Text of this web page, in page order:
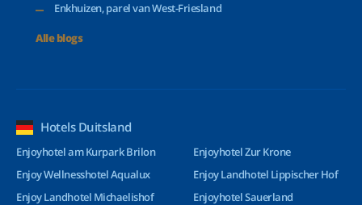
Enkhuizen, parel van West-Friesland
Alle blogs
Hotels Duitsland
Enjoyhotel am Kurpark Brilon
Enjoy Wellnesshotel Aqualux
Enjoy Landhotel Michaelishof
Enjoyhotel Zur Krone
Enjoy Landhotel Lippischer Hof
Enjoyhotel Sauerland